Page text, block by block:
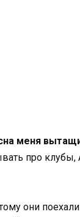
меня
про
они